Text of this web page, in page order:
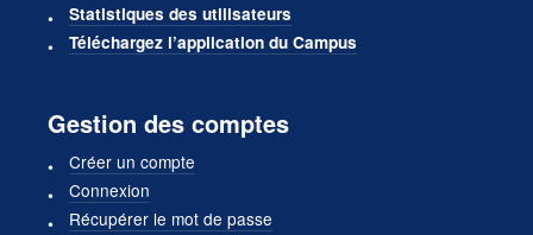
Statistiques des utilisateurs
Téléchargez l’application du Campus
Gestion des comptes
Créer un compte
Connexion
Récupérer le mot de passe